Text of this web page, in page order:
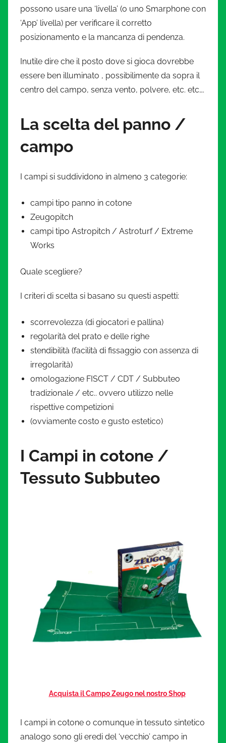
possono usare una ‘livella’ (o uno Smarphone con
‘App’ livella) per verificare il corretto
posizionamento e la mancanza di pendenza.
Inutile dire che il posto dove si gioca dovrebbe
essere ben illuminato , possibilimente da sopra il
centro del campo, senza vento, polvere, etc. etc….
La scelta del panno /
campo
I campi si suddividono in almeno 3 categorie:
campi tipo panno in cotone
Zeugopitch
campi tipo Astropitch / Astroturf / Extreme
Works
Quale scegliere?
I criteri di scelta si basano su questi aspetti:
scorrevolezza (di giocatori e pallina)
regolarità del prato e delle righe
stendibilità (facilità di fissaggio con assenza di
irregolarità)
omologazione FISCT / CDT / Subbuteo
tradizionale / etc.. ovvero utilizzo nelle
rispettive competizioni
(ovviamente costo e gusto estetico)
I Campi in cotone /
Tessuto Subbuteo
Acquista il Campo Zeugo nel nostro Shop
I campi in cotone o comunque in tessuto sintetico
analogo sono gli eredi del ‘vecchio’ campo in